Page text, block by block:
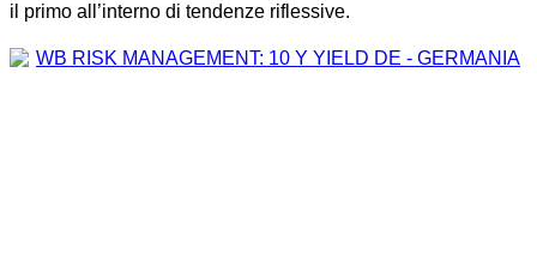
il primo all’interno di tendenze riflessive.